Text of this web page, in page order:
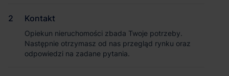
Kontakt
Opiekun nieruchomości zbada Twoje potrzeby.
Następnie otrzymasz od nas przegląd rynku oraz
odpowiedzi na zadane pytania.